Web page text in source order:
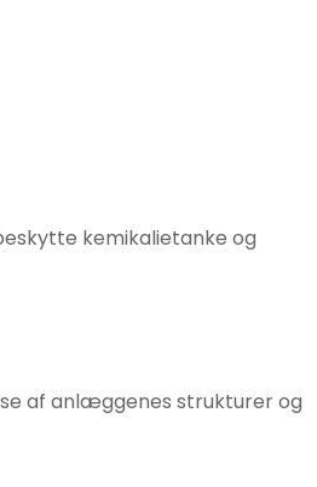
kemikalietanke og
af anlæggenes strukturer og